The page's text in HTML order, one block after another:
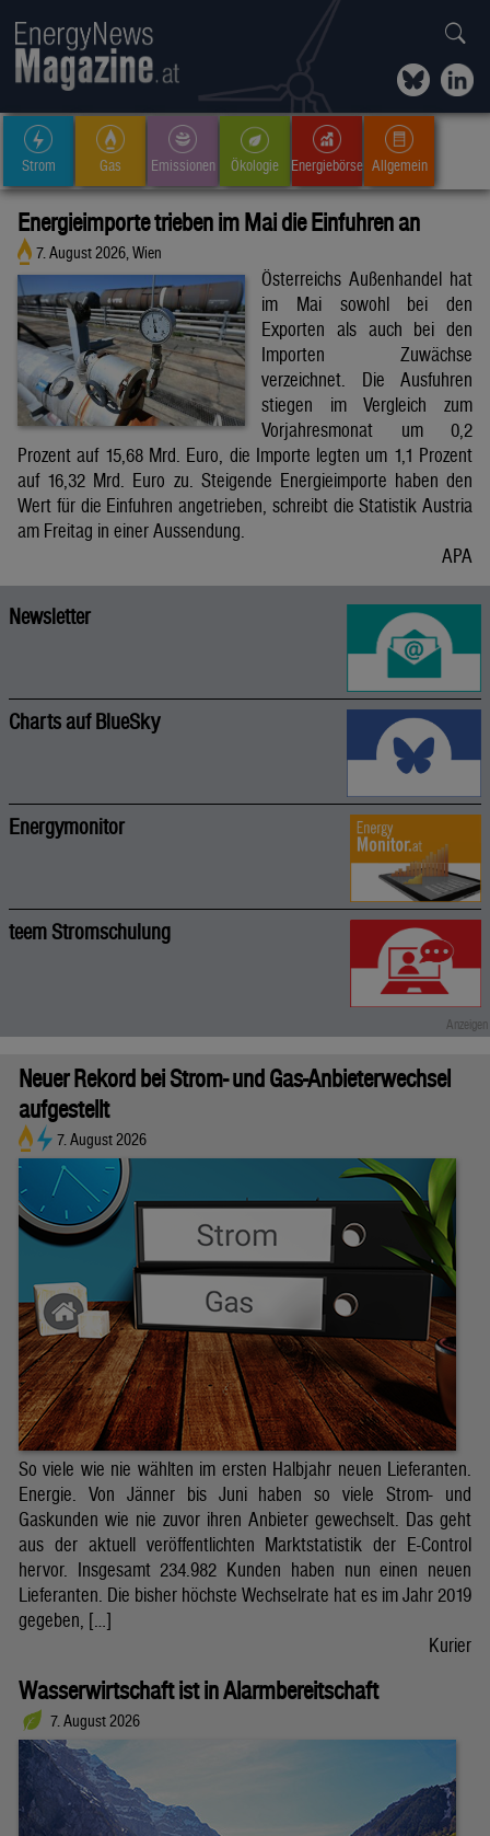
Strom Gas Emissionen Ökologie Energiebörse Allgemein
Energieimporte trieben im Mai die Einfuhren an
7. August 2026, Wien
Österreichs Außenhandel hat
im Mai sowohl bei den
Exporten als auch bei den
Importen Zuwächse
verzeichnet. Die Ausfuhren
stiegen im Vergleich zum
Vorjahresmonat um 0,2
Prozent auf 15,68 Mrd. Euro, die Importe legten um 1,1 Prozent
auf 16,32 Mrd. Euro zu. Steigende Energieimporte haben den
Wert für die Einfuhren angetrieben, schreibt die Statistik Austria
am Freitag in einer Aussendung.
APA
Newsletter
Charts auf BlueSky
Energymonitor
teem Stromschulung
Neuer Rekord bei Strom- und Gas-Anbieterwechsel
aufgestellt
7. August 2026
So viele wie nie wählten im ersten Halbjahr neuen Lieferanten.
Energie. Von Jänner bis Juni haben so viele Strom- und
Gaskunden wie nie zuvor ihren Anbieter gewechselt. Das geht
aus der aktuell veröffentlichten Marktstatistik der E-Control
hervor. Insgesamt 234.982 Kunden haben nun einen neuen
Lieferanten. Die bisher höchste Wechselrate hat es im Jahr 2019
gegeben, […]
Kurier
Wasserwirtschaft ist in Alarmbereitschaft
7. August 2026